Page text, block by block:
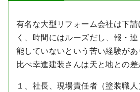
有名な大型リフォーム会社は下
く、時間にはルーズだし、報・
能していないという苦い経験が
比べ幸進建装さんは天と地との差
１、社長、現場責任者（塗装職